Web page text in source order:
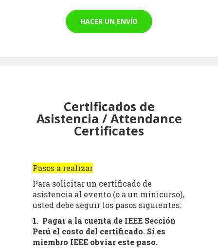
HACER UN ENVÍO
Certificados de
Asistencia / Attendance
Certificates
Pasos a realizar
Para solicitar un certificado de
asistencia al evento (o a un minicurso),
usted debe seguir los pasos siguientes:
1. Pagar a la cuenta de IEEE Sección
Perú el costo del certificado. Si es
miembro IEEE obviar este paso.